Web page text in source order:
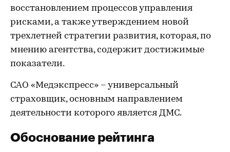
восстановлением процессов управления
рисками, а также утверждением новой
трехлетней стратегии развития, которая, по
мнению агентства, содержит достижимые
показатели.
САО «Медэкспресс» – универсальный
страховщик, основным направлением
деятельности которого является ДМС.
Обоснование рейтинга